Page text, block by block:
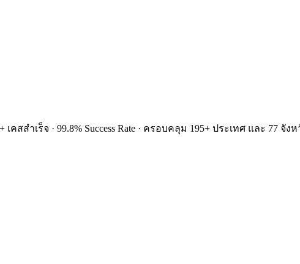
สำเร็จ · 99.8% Success Rate · ครอบคลุม 195+ ประเทศ และ 77 จัง